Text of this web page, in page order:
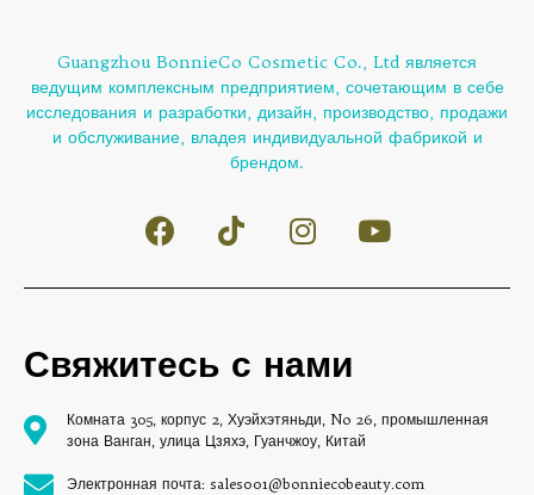
Guangzhou BonnieCo Cosmetic Co., Ltd является
ведущим комплексным предприятием, сочетающим в себе
исследования и разработки, дизайн, производство, продажи
и обслуживание, владея индивидуальной фабрикой и
брендом.
Свяжитесь с нами
Комната 305, корпус 2, Хуэйхэтяньди, No 26, промышленная
зона Ванган, улица Цзяхэ, Гуанчжоу, Китай
Электронная почта: sales001@bonniecobeauty.com